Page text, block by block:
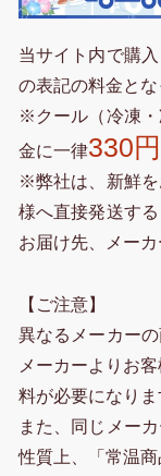
当サイト内で購
の表記の料金とな
※クール（冷凍
金に一律330円
※弊社は、新鮮
様へ直接発送す
お届け先、メー
【ご注意】
異なるメーカー
メーカーよりお
料が必要になりま
また、同じメー
性質上、「常温商